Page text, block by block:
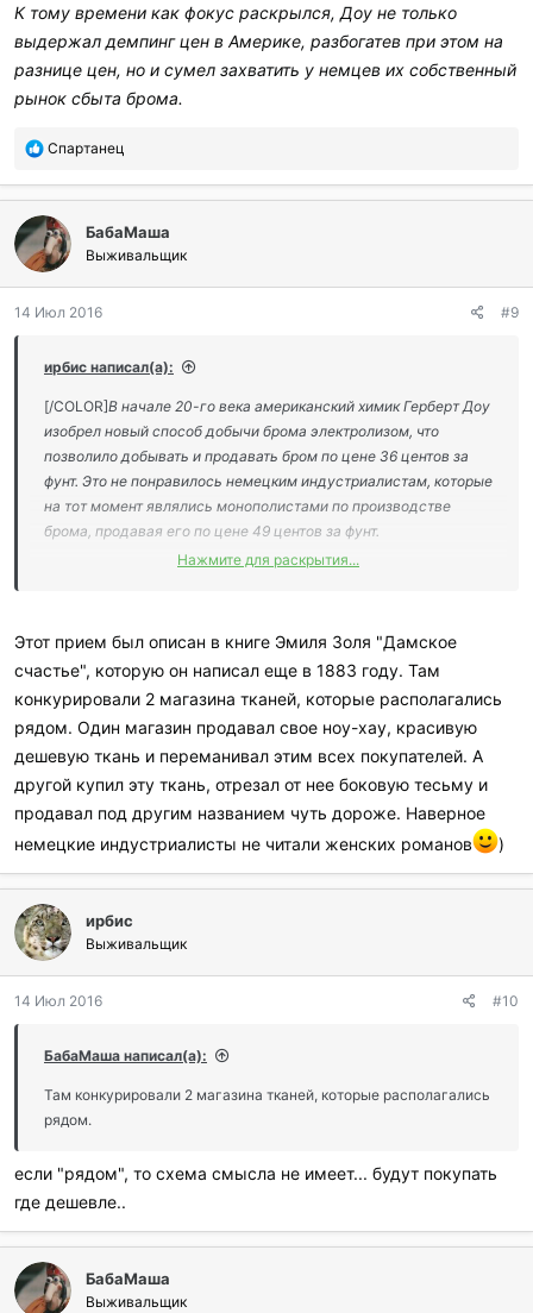
К тому времени как фокус раскрылся, Доу не только
выдержал демпинг цен в Америке, разбогатев при этом на
разнице цен, но и сумел захватить у немцев их собственный
рынок сбыта брома.
П
б
а
г
о
а
и
л
и
:
Спартанец
БабаМаша
Выживальщик
14 Июл 2016 #9
ирбис написал(а):
[/COLOR]В начале 20-го века американский химик Герберт Доу
изобрел новый способ добычи брома электролизом, что
позволило добывать и продавать бром по цене 36 центов за
фунт. Это не понравилось немецким индустриалистам, которые
на тот момент являлись монополистами по производстве
брома, продавая его по цене 49 центов за фунт.
сможет.
Доу же, не будь дурак, начал через посредников скупать
демпингованый немецкий бром в Америке, переупаковывать
его, переправлять пароходами обратно в Германию, и уже там
продавать по цене 27 центов за фунт. Немцы недуомевали —
откуда в Германии появился дешевый бром, и кто скупает весь
их товар в Америке — не осознавая, что их в сущсности бьют
их же оружием. Они понизили американские цены на бром до
10 центов за фунт, что благодаря тактике Доу лишь привело к
дальнейшему падению цен на бром в Германии.
К тому времени как фокус раскрылся, Доу не только выдержал
демпинг цен в Америке, разбогатев при этом на разнице цен,
но и сумел захватить у немцев их собственный рынок сбыта
Нажмите для раскрытия...
Этот прием был описан в книге Эмиля Золя "Дамское
счастье", которую он написал еще в 1883 году. Там
конкурировали 2 магазина тканей, которые располагались
рядом. Один магазин продавал свое ноу-хау, красивую
дешевую ткань и переманивал этим всех покупателей. А
другой купил эту ткань, отрезал от нее боковую тесьму и
продавал под другим названием чуть дороже. Наверное
немецкие индустриалисты не читали женских романов
)
ирбис
Выживальщик
14 Июл 2016 #10
БабаМаша написал(а):
Там конкурировали 2 магазина тканей, которые располагались
рядом.
если "рядом", то схема смысла не имеет... будут покупать
где дешевле..
БабаМаша
Выживальщик